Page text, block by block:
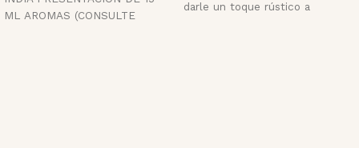
ML AROMAS (CONSULTE
darle un toque rústico a